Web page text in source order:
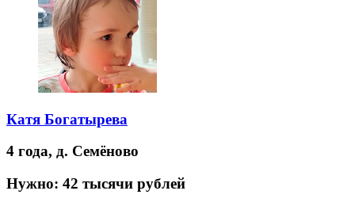
Катя Богатырева
4 года, д. Семёново
Нужно: 42 тысячи рублей